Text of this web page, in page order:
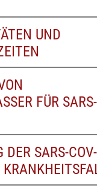
UND
FÜR SARS-
DER SARS-